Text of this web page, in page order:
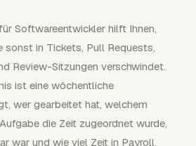
Softwareentwickler hilft Ihnen,
sonst in Tickets, Pull Requests,
Review-Sitzungen verschwindet.
ist eine wöchentliche
wer gearbeitet hat, welchem
die Zeit zugeordnet wurde,
war und wie viel Zeit in Payroll,